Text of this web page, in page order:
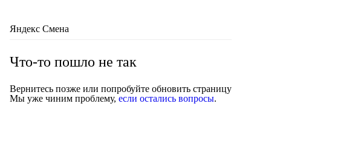
Яндекс Смена
Что-то пошло не так
Вернитесь позже или попробуйте обновить страницу
Мы уже чиним проблему, если остались вопросы.